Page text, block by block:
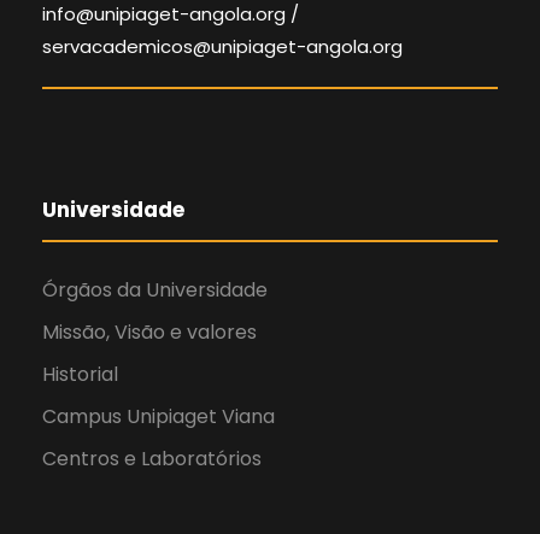
info@unipiaget-angola.org /
servacademicos@unipiaget-angola.org
Universidade
Órgãos da Universidade
Missão, Visão e valores
Historial
Campus Unipiaget Viana
Centros e Laboratórios